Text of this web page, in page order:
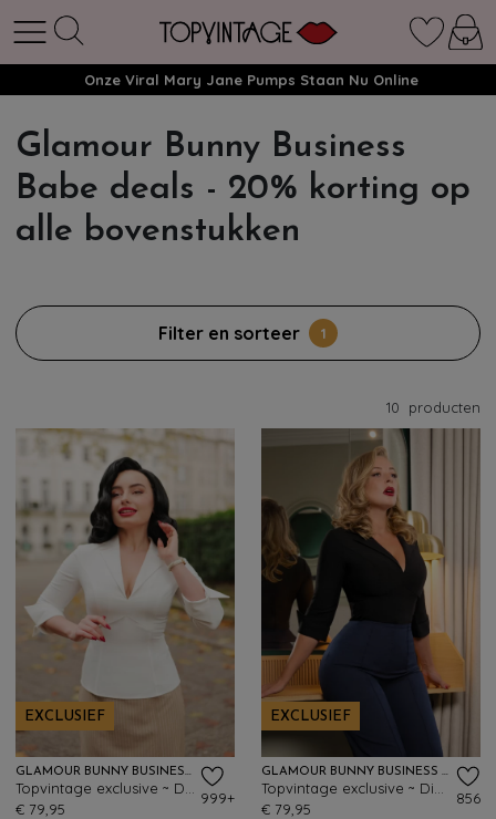
Onze Viral Mary Jane Pumps Staan Nu Online
Glamour Bunny Business
Babe deals - 20% korting op
alle bovenstukken
Filter en sorteer 1
10 producten
EXCLUSIEF
GLAMOUR BUNNY BUSINESS BABE
€ 79,95
999+
EXCLUSIEF
GLAMOUR BUNNY BUSINESS BABE
€ 79,95
856